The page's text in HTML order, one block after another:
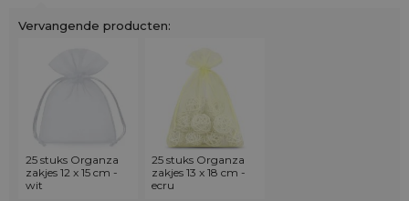
Vervangende producten:
25 stuks Organza
zakjes 12 x 15 cm -
wit
25 stuks Organza
zakjes 13 x 18 cm -
ecru